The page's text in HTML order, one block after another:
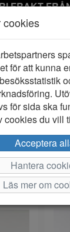
FRAKT
Visa filter
ofodrad
cookies
för att kunna
för sida ska
cookies du vill
Acceptera
Hantera
Läs mer om